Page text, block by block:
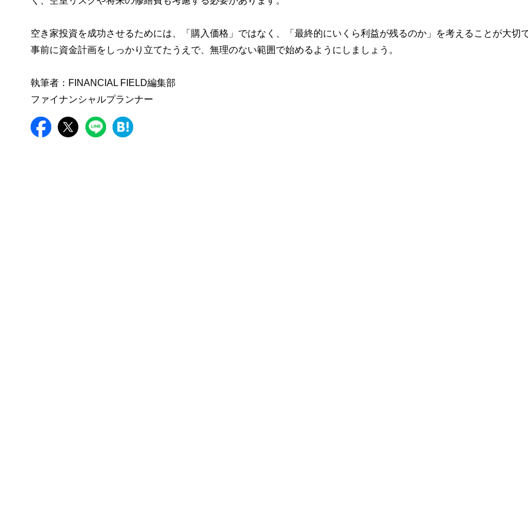
空き家投資を成功させるためには、「購入価格」ではなく、「最終的にいくら利益が残るのか」を考えることが大切
事前に資金計画をしっかり立てたうえで、無理のない範囲で始めるようにしましょう。
執筆者：FINANCIAL FIELD編集部
ファイナンシャルプランナー